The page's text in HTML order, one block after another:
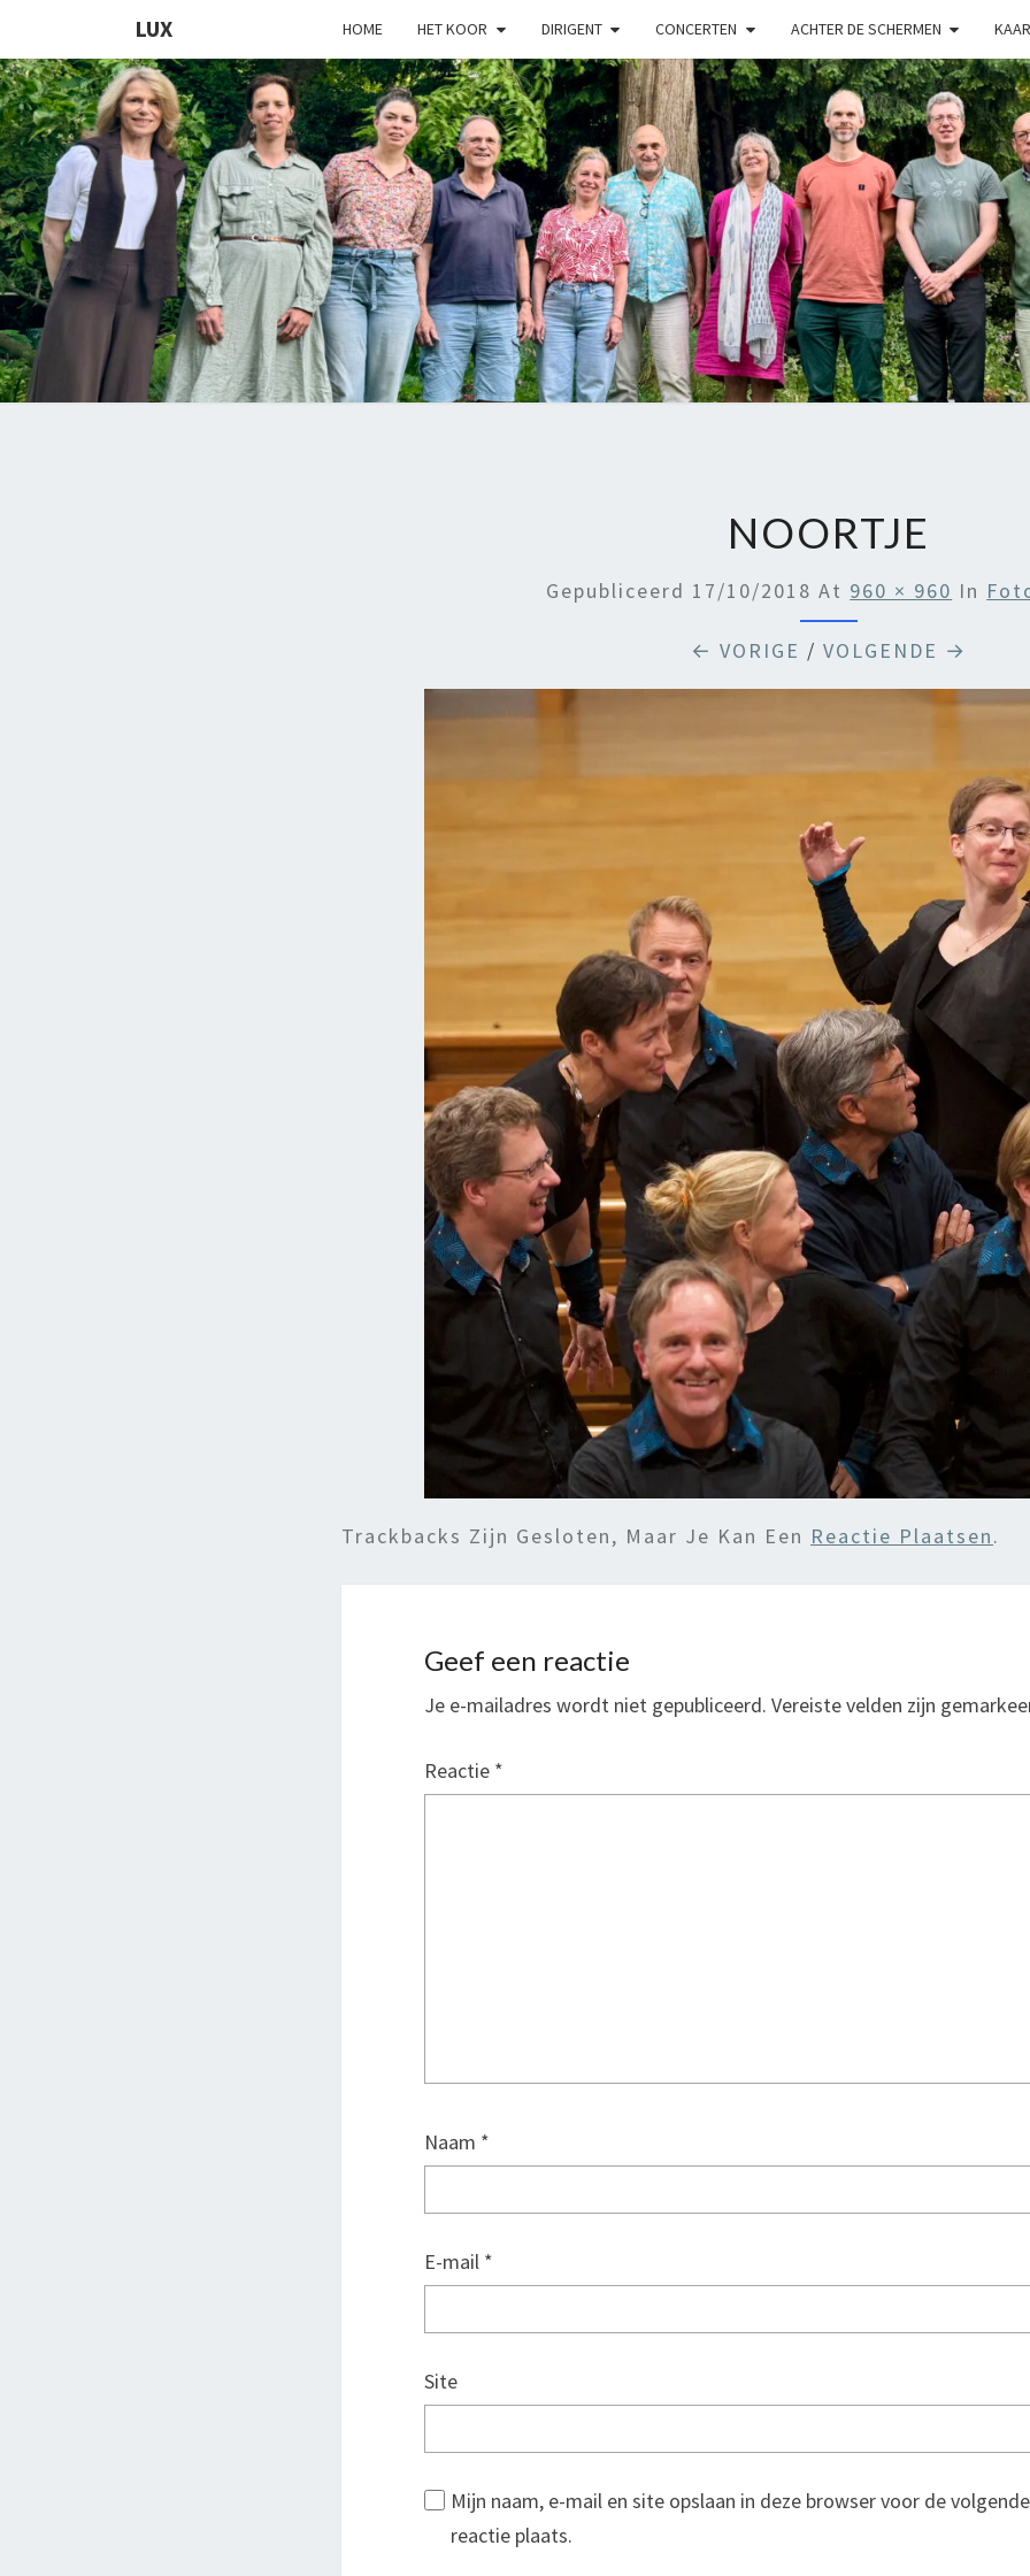
LUX HOME HET KOOR DIRIGENT CONCERTEN ACHTER DE SCHERMEN
LUX
Kamerkoor
Onder
Leiding
Van
Angeliki
Ploka
NOORTJE
Gepubliceerd 17/10/2018 At 960 × 960 In
← VORIGE / VOLGENDE →
Trackbacks Zijn Gesloten, Maar Je Kan Een Reactie Plaatsen.
Geef een reactie
Je e-mailadres wordt niet gepubliceerd. Vereiste velden zijn
Reactie *
Naam *
E-mail *
Site
Mijn naam, e-mail en site opslaan in deze browser voor de
reactie plaats.